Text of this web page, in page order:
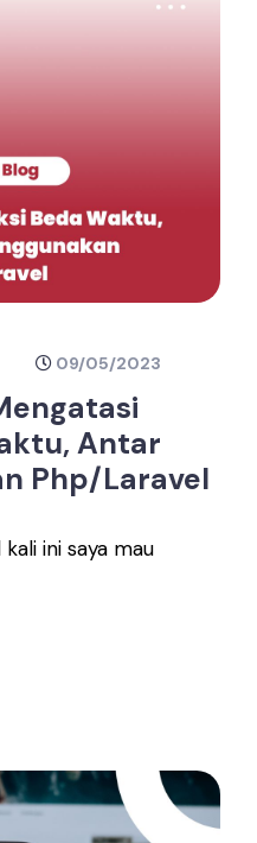
09/05/2023
Antar
Php/Laravel
ini saya mau